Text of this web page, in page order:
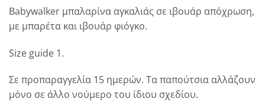
Babywalker μπαλαρίνα αγκαλιάς σε ιβουάρ απόχρωση,
με μπαρέτα και ιβουάρ φιόγκο.
Size guide 1.
Σε προπαραγγελία 15 ημερών. Τα παπούτσια αλλάζουν
μόνο σε άλλο νούμερο του ίδιου σχεδίου.